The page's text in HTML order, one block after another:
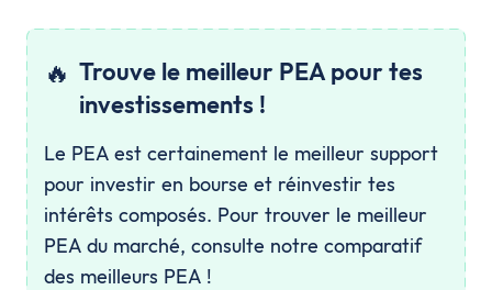
🔥 Trouve le meilleur PEA pour tes
investissements !
Le PEA est certainement le meilleur support
pour investir en bourse et réinvestir tes
intérêts composés. Pour trouver le meilleur
PEA du marché, consulte notre comparatif
des meilleurs PEA !